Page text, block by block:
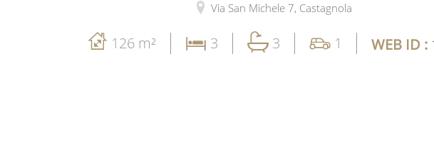
Via San Michele 7, Castagnola
126 m² 3 3 1 WEB ID :